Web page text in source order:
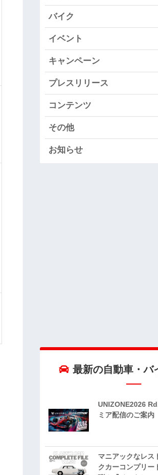
バイク
イベント
キャンペーン
プレスリリース
コンテンツ
その他
お知らせ
最新の自動車・バ
UNIZONE2026
ミア配信のご案内
マニアックなレス
クカーコンプリー